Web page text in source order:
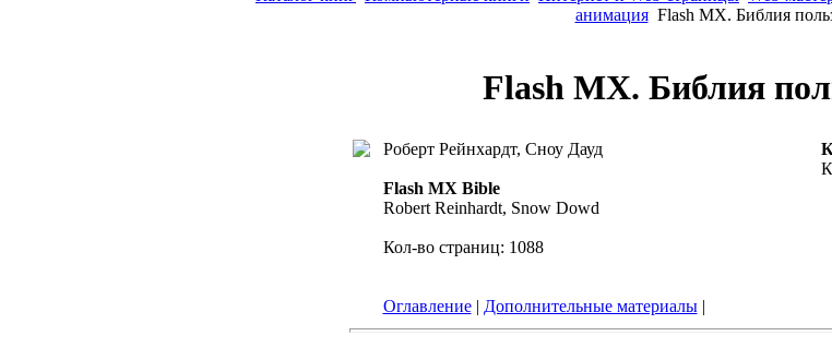
анимация Flash MX. Библия
Flash MX. Библия
Роберт Рейнхардт, Сноу Дауд
Flash MX Bible
Robert Reinhardt, Snow Dowd
Кол-во страниц: 1088
Оглавление| Дополнительные материалы|